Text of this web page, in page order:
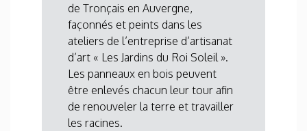
de Tronçais en Auvergne,
façonnés et peints dans les
ateliers de l’entreprise d’artisanat
d’art « Les Jardins du Roi Soleil ».
Les panneaux en bois peuvent
être enlevés chacun leur tour afin
de renouveler la terre et travailler
les racines.